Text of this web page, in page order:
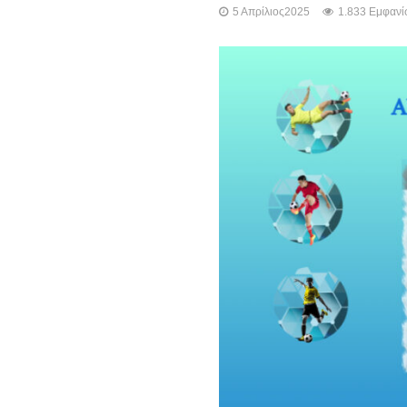
5 Απρίλιος2025 1.833